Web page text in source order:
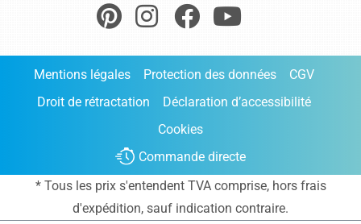
Mentions légales Protection des données
CGV
Droit de rétractation
Déclaration d’accessibilité
Cookies
Commande directe
* Tous les prix s'entendent TVA comprise, hors frais
d'expédition, sauf indication contraire.